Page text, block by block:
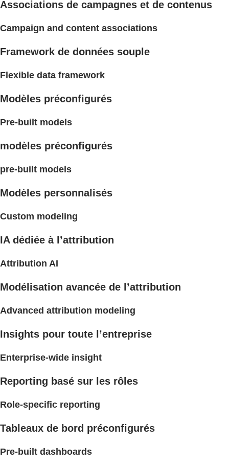
Associations de campagnes et de contenus
Campaign and content associations
Framework de données souple
Flexible data framework
Modèles préconfigurés
Pre-built models
modèles préconfigurés
pre-built models
Modèles personnalisés
Custom modeling
IA dédiée à l’attribution
Attribution AI
Modélisation avancée de l’attribution
Advanced attribution modeling
Insights pour toute l’entreprise
Enterprise-wide insight
Reporting basé sur les rôles
Role-specific reporting
Tableaux de bord préconfigurés
Pre-built dashboards